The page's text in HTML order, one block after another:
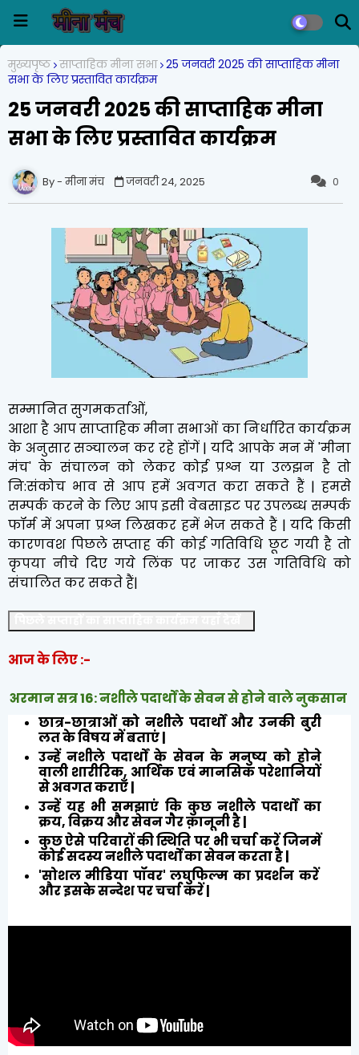
मुख्यपृष्ठ साप्ताहिक मीना सभा 25 जनवरी 2025 की साप्ताहिक मीना
सभा के लिए प्रस्तावित कार्यक्रम
25 जनवरी 2025 की साप्ताहिक मीना
सभा के लिए प्रस्तावित कार्यक्रम
0
मीना मंच जनवरी 24, 2025
सम्मानित सुगमकर्ताओं,
आशा है आप साप्ताहिक मीना सभाओं का निर्धारित कार्यक्रम
के अनुसार सञ्चालन कर रहे होंगें | यदि आपके मन में 'मीना
मंच' के संचालन को लेकर कोई प्रश्न या उलझन है तो
नि:संकोच भाव से आप हमें अवगत करा सकते हैं | हमसे
सम्पर्क करने के लिए आप इसी वेबसाइट पर उपलब्ध सम्पर्क
फॉर्म में अपना प्रश्न लिखकर हमें भेज सकते हैं | यदि किसी
कारणवश पिछले सप्ताह की कोई गतिविधि छूट गयी है तो
कृपया नीचे दिए गये लिंक पर जाकर उस गतिविधि को
संचालित कर सकते हैं|
आज के लिए :-
अरमान सत्र 16: नशीले पदार्थों के सेवन से होने वाले नुकसान
छात्र-छात्राओं को नशीले पदार्थों और उनकी बुरी
लत के विषय में बताएं |
उन्हें नशीले पदार्थों के सेवन के मनुष्य को होने
वाली शारीरिक, आर्थिक एवं मानसिक परेशानियों
से अवगत कराएँ |
उन्हें यह भी समझाएं कि कुछ नशीले पदार्थों का
क्रय, विक्रय और सेवन गैर क़ानूनी है |
कुछ ऐसे परिवारों की स्थिति पर भी चर्चा करें जिनमें
कोई सदस्य नशीले पदार्थों का सेवन करता है |
'सोशल मीडिया पॉवर' लघुफिल्म का प्रदर्शन करें
और इसके सन्देश पर चर्चा करें |